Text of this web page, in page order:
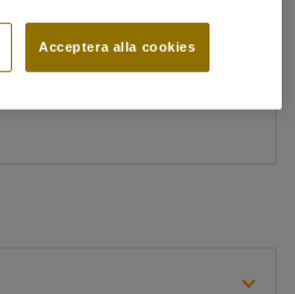
Acceptera alla cookies